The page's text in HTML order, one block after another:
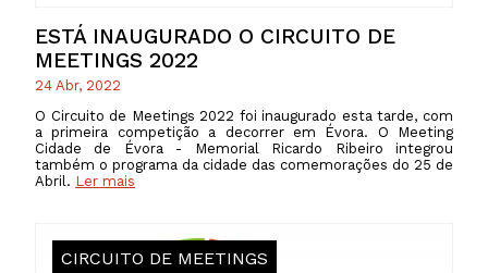
ESTÁ INAUGURADO O CIRCUITO DE
MEETINGS 2022
24 Abr, 2022
O Circuito de Meetings 2022 foi inaugurado esta tarde, com
a primeira competição a decorrer em Évora. O Meeting
Cidade de Évora - Memorial Ricardo Ribeiro integrou
também o programa da cidade das comemorações do 25 de
Abril. Ler mais
CIRCUITO DE MEETINGS